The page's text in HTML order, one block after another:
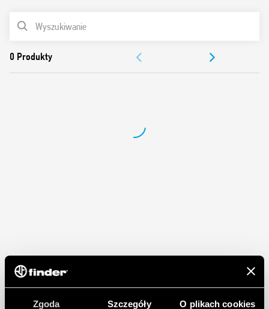
Zgoda Szczegóły O plikach cookies
Do montażu na panelu
Materiał styków bez kadmu
LISTA PRODUKTÓW
ZEZWOLENIA